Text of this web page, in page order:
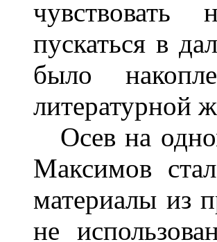
чувствовать
пускаться в
было
литературной
Осев на
Максимов
материалы из
не